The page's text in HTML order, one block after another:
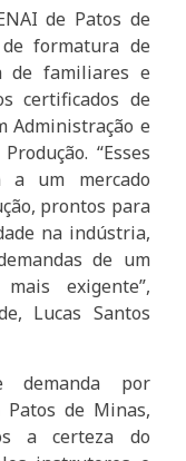
de Patos de
formatura de
de familiares e
certificados de
Administração e
“Esses
a um mercado
prontos para
na indústria,
de um
exigente”,
Lucas Santos
demanda por
de Minas,
a certeza do